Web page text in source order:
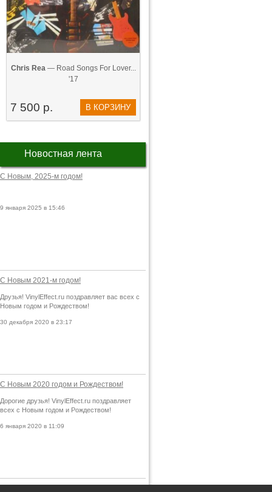
Chris Rea— Road Songs For Lover...
'17
7 500 р. В КОРЗИНУ
Новостная лента
С Новым, 2025-м годом!
9 января 2025 в 15:46
С Новым 2021-м годом!
Друзья! VinylEffect.ru поздравляет вас всех с
Новым годом и Рождеством!
30 декабря 2020 в 23:17
С Новым 2020 годом и Рождеством!
Дорогие друзья! VinylEffect.ru поздравляет
всех с Новым годом и Рождеством!
6 января 2020 в 11:09